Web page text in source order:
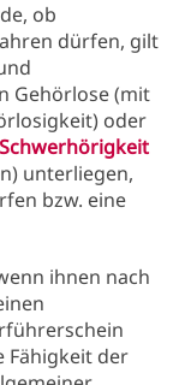
ob
dürfen, gilt
Gehörlose (mit
oder
unterliegen,
bzw. eine
ihnen nach
Fähigkeit der